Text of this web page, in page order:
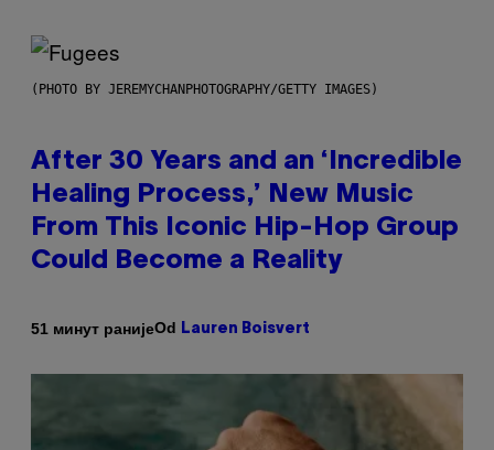
(PHOTO BY JEREMYCHANPHOTOGRAPHY/GETTY IMAGES)
After 30 Years and an ‘Incredible
Healing Process,’ New Music
From This Iconic Hip-Hop Group
Could Become a Reality
51 минут ранијеOd Lauren Boisvert